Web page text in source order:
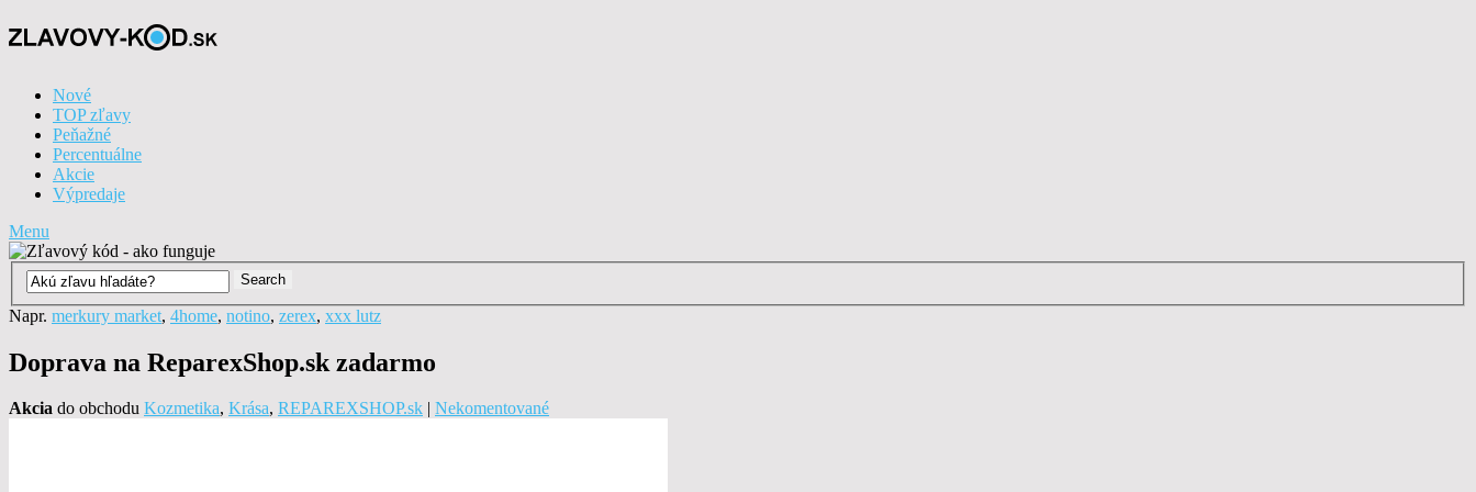
Nové
TOP zľavy
Peňažné
Percentuálne
Akcie
Výpredaje
Menu
Napr. merkury market, 4home, notino, zerex, xxx lutz
Doprava na ReparexShop.sk zadarmo
Akcia do obchodu Kozmetika, Krása, REPAREXSHOP.sk | Nekomentované